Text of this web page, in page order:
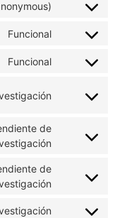
Funcional
Funcional
de
de